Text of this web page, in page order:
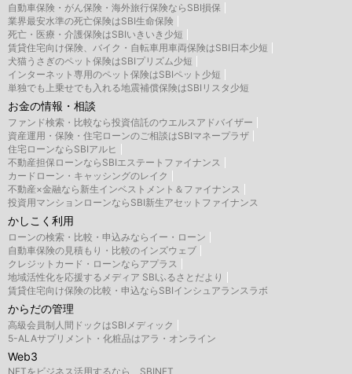
自動車保険・がん保険・海外旅行保険ならSBI損保
業界最安水準の死亡保険はSBI生命保険
死亡・医療・介護保険はSBIいきいき少短
賃貸住宅向け保険、バイク・自転車用車両保険はSBI日本少短
犬猫うさぎのペット保険はSBIプリズム少短
インターネット専用のペット保険はSBIペット少短
単独でも上乗せでも入れる地震補償保険はSBIリスタ少短
お金の情報・相談
ファンド検索・比較なら投資信託のウエルスアドバイザー
資産運用・保険・住宅ローンのご相談はSBIマネープラザ
住宅ローンならSBIアルヒ
不動産担保ローンならSBIエステートファイナンス
カードローン・キャッシングのレイク
不動産×金融なら新生インベストメント＆ファイナンス
投資用マンションローンならSBI新生アセットファイナンス
かしこく利用
ローンの検索・比較・申込みならイー・ローン
自動車保険の見積もり・比較のインズウェブ
クレジットカード・ローンならアプラス
地域活性化を応援するメディア SBIふるさとだより
賃貸住宅向け保険の比較・申込ならSBIインシュアランスラボ
からだの管理
高級会員制人間ドックはSBIメディック
5-ALAサプリメント・化粧品はアラ・オンライン
Web3
NFTをビジネス活用するなら、SBINFT